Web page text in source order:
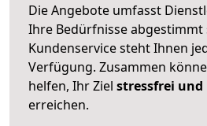
Die Angebote umfasst
Ihre Bedürfnisse
Kundenservice steht Ihnen
Verfügung. Zusammen
helfen, Ihr Ziel stressfrei
erreichen.